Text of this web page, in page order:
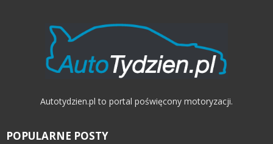
Autotydzien.pl to portal poświęcony motoryzacji.
POPULARNE POSTY